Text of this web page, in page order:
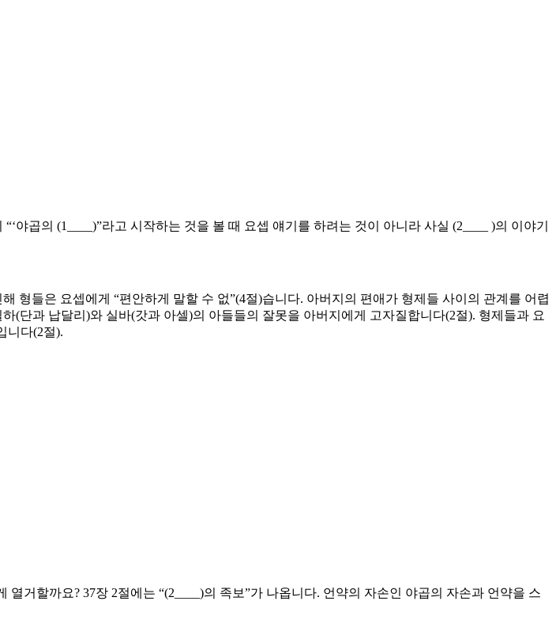
곱의 (1____)”라고 시작하는 것을 볼 때 요셉 얘기를 하려는 것이 아니라 사실 (2____ )의 이야기
형들은 요셉에게 “편안하게 말할 수 없”(4절)습니다. 아버지의 편애가 형제들 사이의 관계를 어렵
(단과 납달리)와 실바(갓과 아셀)의 아들들의 잘못을 아버지에게 고자질합니다(2절). 형제들과 요
니다(2절).
거할까요? 37장 2절에는 “(2____)의 족보”가 나옵니다. 언약의 자손인 야곱의 자손과 언약을 스